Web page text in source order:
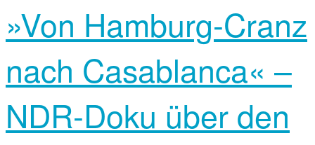
»Von Hamburg-Cranz
nach Casablanca« –
NDR-Doku über den